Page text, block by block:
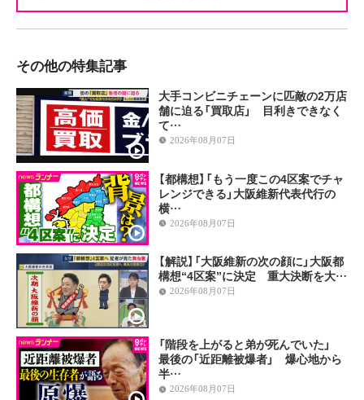
その他の特集記事
大手コンビニチェーンに匹敵の2万店
舗に迫る「買取店」 目利きできなく
て…
2026年08月07日
【都構想】「もう一度この4区案でチャ
レンジできる」大阪維新代表代行の
横…
2026年08月07日
【解説】「大阪維新の次の顔に」大阪都
構想“4区案”に決定 重大決断を大…
2026年08月07日
「階段を上がると弟が死んでいた」
最後の「近距離被爆者」 爆心地から
半…
2026年08月07日